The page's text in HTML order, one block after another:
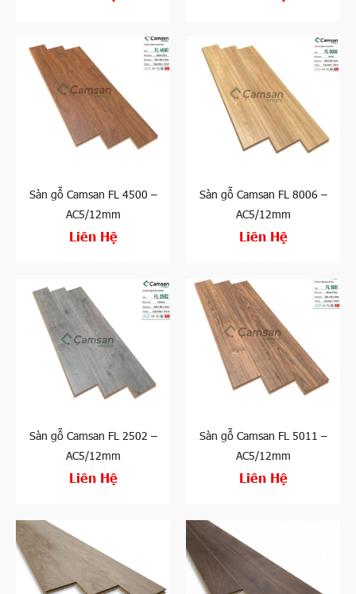
Sàn gỗ Camsan FL 4500 –
AC5/12mm
Liên Hệ
Sàn gỗ Camsan FL 8006 –
AC5/12mm
Liên Hệ
Sàn gỗ Camsan FL 2502 –
AC5/12mm
Liên Hệ
Sàn gỗ Camsan FL 5011 –
AC5/12mm
Liên Hệ